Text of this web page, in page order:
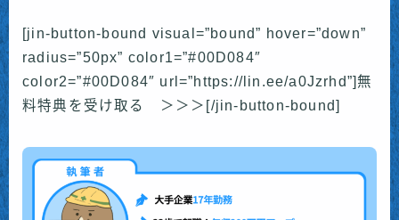
[jin-button-bound visual=”bound” hover=”down”
radius=”50px” color1=”#00D084″
color2=”#00D084″ url=”https://lin.ee/a0Jzrhd”]無
料特典を受け取る ＞＞＞[/jin-button-bound]